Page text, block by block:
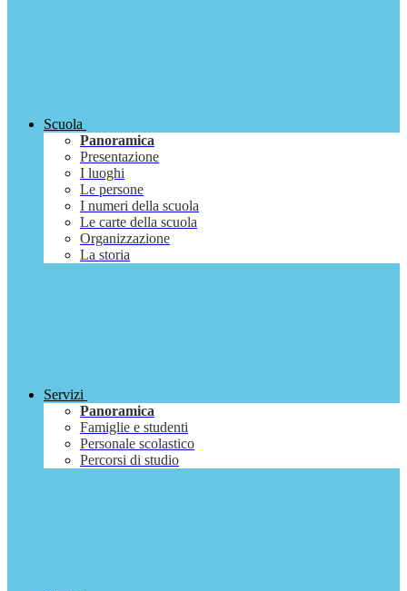
Scuola
Panoramica
Presentazione
I luoghi
Le persone
I numeri della scuola
Le carte della scuola
Organizzazione
La storia
Servizi
Panoramica
Famiglie e studenti
Personale scolastico
Percorsi di studio